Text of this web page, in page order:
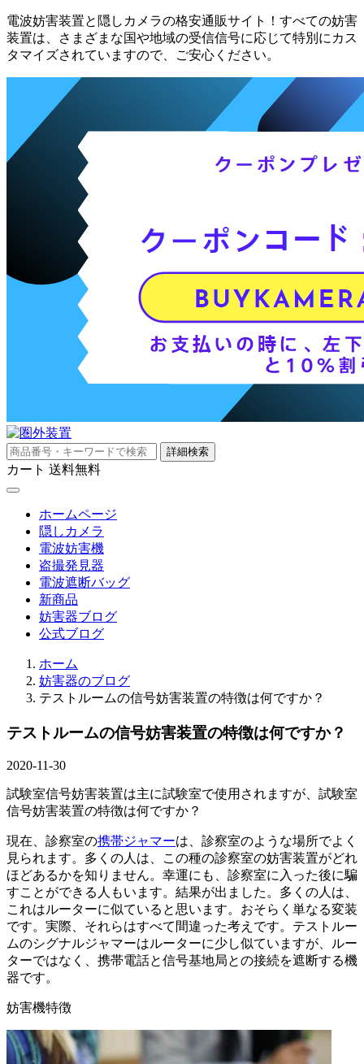
電波妨害装置と隠しカメラの格安通販サイト！すべての妨害
装置は、さまざまな国や地域の受信信号に応じて特別にカス
タマイズされていますので、ご安心ください。
詳細検索
カート 送料無料
ホームページ
隠しカメラ
電波妨害機
盗撮発見器
電波遮断バッグ
新商品
妨害器ブログ
公式ブログ
ホーム
妨害器のブログ
テストルームの信号妨害装置の特徴は何ですか？
テストルームの信号妨害装置の特徴は何ですか？
2020-11-30
試験室信号妨害装置は主に試験室で使用されますが、試験室
信号妨害装置の特徴は何ですか？
現在、診察室の携帯ジャマーは、診察室のような場所でよく
見られます。多くの人は、この種の診察室の妨害装置がどれ
ほどあるかを知りません。幸運にも、診察室に入った後に騙
すことができる人もいます。結果が出ました。多くの人は、
これはルーターに似ていると思います。おそらく単なる変装
です。実際、それらはすべて間違った考えです。テストルー
ムのシグナルジャマーはルーターに少し似ていますが、ルー
ターではなく、携帯電話と信号基地局との接続を遮断する機
器です。
妨害機特徴